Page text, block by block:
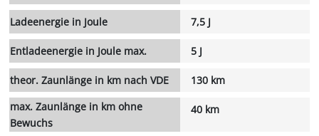
Ladeenergie in Joule 7,5 J
Entladeenergie in Joule max. 5 J
theor. Zaunlänge in km nach VDE
130 km
max. Zaunlänge in km ohne
Bewuchs
40 km